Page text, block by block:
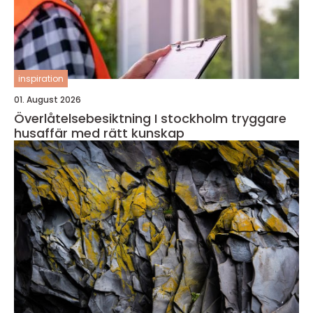
inspiration
01. August 2026
Överlåtelsebesiktning I stockholm tryggare
husaffär med rätt kunskap